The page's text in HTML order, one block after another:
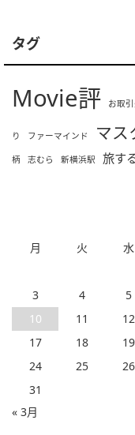
タグ
Movie評 お取
り ファーマインド マス
柄 志むら 新横浜駅 旅す
月
火 水
3
4 5
10
11 12
17
18 19
24
25 26
31
« 3月